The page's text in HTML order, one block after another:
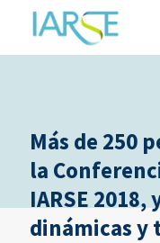
Más de 250
la
IARSE
dinámicas y